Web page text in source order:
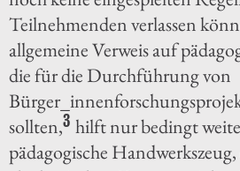
Teilnehmenden verlassen
allgemeine Verweis auf
die für die Durchführung von
sollten,3 hilft nur bedingt
pädagogische